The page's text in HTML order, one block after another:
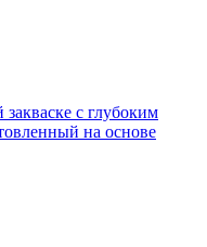
с глубоким
на основе